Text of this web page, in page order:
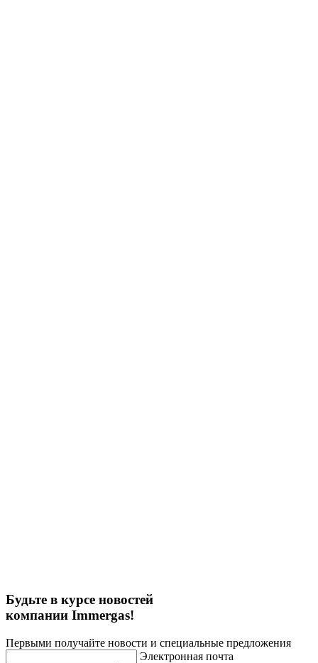
Будьте в курсе новостей
компании Immergas!
Первыми получайте новости и специальные предложения
Электронная почта